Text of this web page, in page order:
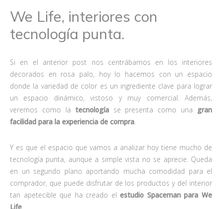
We Life, interiores con
tecnología punta.
Si en el anterior post nos centrábamos en los interiores
decorados en rosa palo, hoy lo hacemos con un espacio
donde la variedad de color es un ingrediente clave para lograr
un espacio dinámico, vistoso y muy comercial. Además,
veremos como la tecnologíase presenta como una gran
facilidad para la experiencia de compra
Y es que el espacio que vamos a analizar hoy tiene mucho de
tecnología punta, aunque a simple vista no se aprecie. Queda
en un segundo plano aportando mucha comodidad para el
comprador, que puede disfrutar de los productos y del interior
tan apetecible que ha creado elestudio Spaceman para We
Life